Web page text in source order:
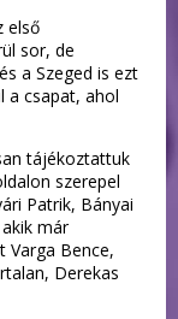
első
sor, de
a Szeged is ezt
a csapat, ahol
tájékoztattuk
szerepel
Patrik, Bányai
már
Varga Bence,
Derekas